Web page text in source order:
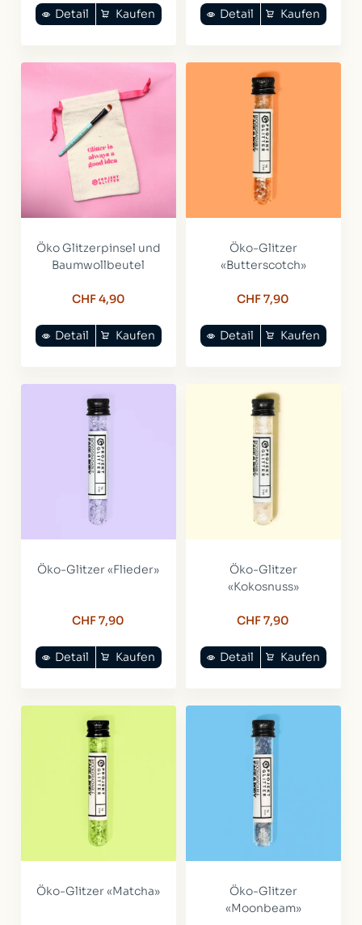
Kaufen
Detail Kaufen
Detail
Öko Glitzerpinsel und
Baumwollbeutel
CHF 4,90
Kaufen
Detail
Öko-Glitzer
«Butterscotch»
CHF 7,90
Kaufen
Detail
Öko-Glitzer «Flieder»
CHF 7,90
Kaufen
Detail
Öko-Glitzer
«Kokosnuss»
CHF 7,90
Kaufen
Detail
Öko-Glitzer «Matcha»
Öko-Glitzer
«Moonbeam»